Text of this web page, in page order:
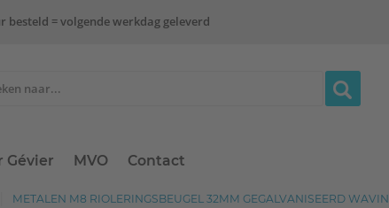
besteld = volgende werkdag geleverd
Gévier MVO Contact
METALEN M8 RIOLERINGSBEUGEL 32MM GEGALVANISEERD WAVIN